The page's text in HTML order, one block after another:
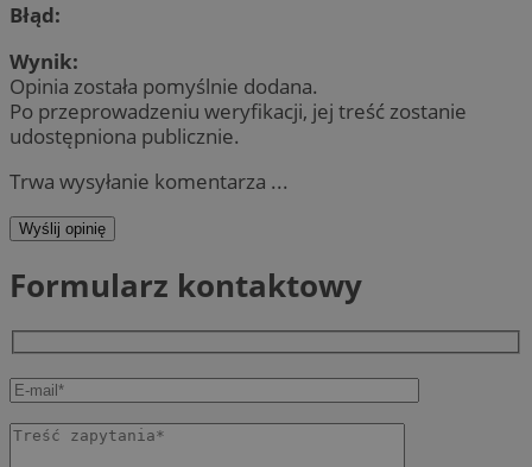
Błąd:
Wynik:
Opinia została pomyślnie dodana.
Po przeprowadzeniu weryfikacji, jej treść zostanie
udostępniona publicznie.
Trwa wysyłanie komentarza ...
Wyślij opinię
Formularz kontaktowy